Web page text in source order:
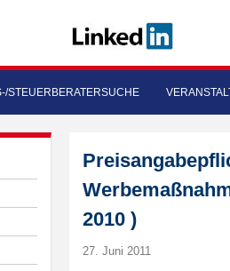
STEUERBERATERSUCHE
2010 )
27. Juni 2011